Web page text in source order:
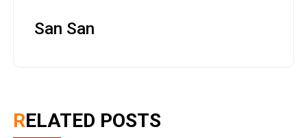
San San
RELATED POSTS